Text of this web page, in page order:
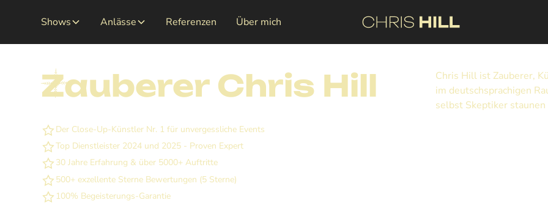
Shows Anlässe Referenzen Über mich
Zauberer Chris Hill
Der Close-Up-Künstler Nr. 1 für unvergessliche Events
Top Dienstleister 2024 und 2025 - Proven Expert
30 Jahre Erfahrung & über 5000+ Auftritte
500+ exzellente Sterne Bewertungen (5 Sterne)
100% Begeisterungs-Garantie
Chris Hill ist Zauberer,
im deutschsprachigen
selbst Skeptiker staunen